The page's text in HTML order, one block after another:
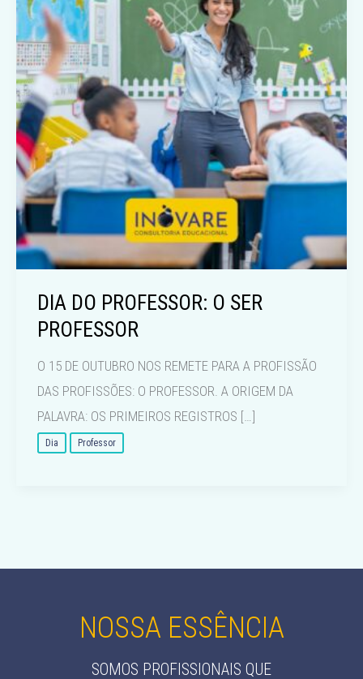
DIA DO PROFESSOR: O SER
PROFESSOR
O 15 DE OUTUBRO NOS REMETE PARA A PROFISSÃO
DAS PROFISSÕES: O PROFESSOR. A ORIGEM DA
PALAVRA: OS PRIMEIROS REGISTROS […]
Dia Professor
NOSSA ESSÊNCIA
SOMOS PROFISSIONAIS QUE